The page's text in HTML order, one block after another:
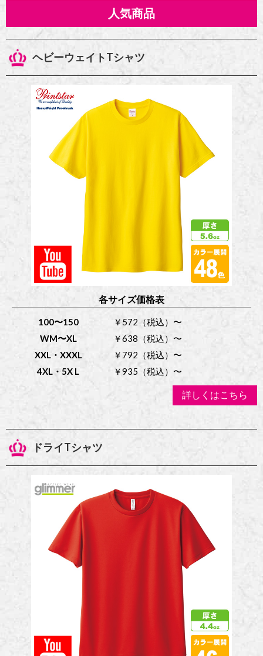
人気商品
ヘビーウェイトTシャツ
各サイズ価格表
100〜150
￥572（税込）〜
WM〜XL
￥638（税込）〜
XXL・XXXL
￥792（税込）〜
4XL・5X L
￥935（税込）〜
詳しくはこちら
ドライTシャツ